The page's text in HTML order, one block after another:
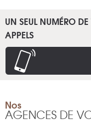
UN SEUL NUMÉRO
APPELS
Nos
AGENCES DE